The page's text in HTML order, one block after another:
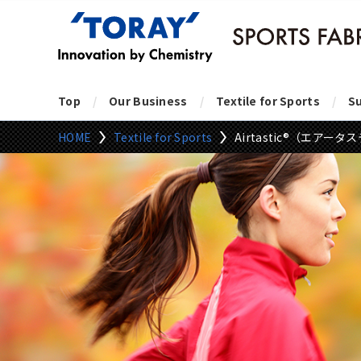
Top Our Business Textile for Sports
HOME Textile for Sports Airtastic®（エアータス